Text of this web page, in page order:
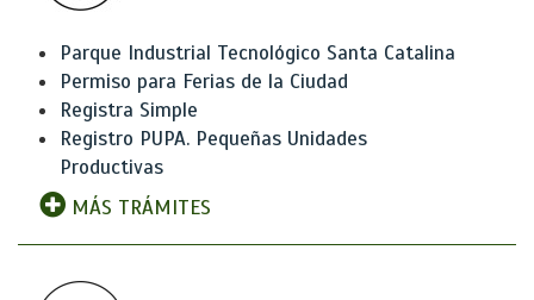
Parque Industrial Tecnológico Santa Catalina
Permiso para Ferias de la Ciudad
Registra Simple
Registro PUPA. Pequeñas Unidades
Productivas
MÁS TRÁMITES